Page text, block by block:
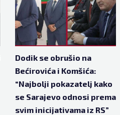
Dodik se obrušio na
Bećirovića i Komšića:
“Najbolji pokazatelj kako
se Sarajevo odnosi prema
svim inicijativama iz RS”